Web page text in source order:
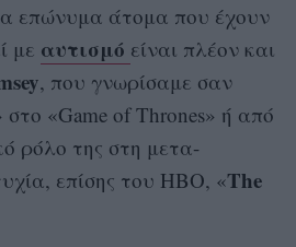
επώνυμα άτομα που έχουν
με αυτισμό είναι πλέον και
, που γνωρίσαμε σαν
στο «Game of Thrones» ή από
ρόλο της στη μετα-
επίσης του HBO, «The